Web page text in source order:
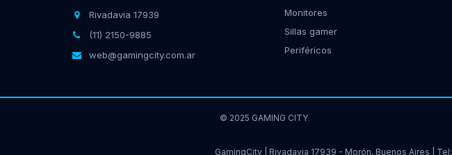
Rivadavia 17939
(11) 2150-9885
web@gamingcity.com.ar
Monitores
Sillas gamer
Periféricos
© 2025 GAMING CITY
GamingCity | Rivadavia 17939 - Morón, Buenos Aires | Tel: